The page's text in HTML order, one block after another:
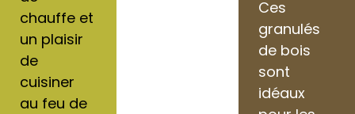
chauffe et
un plaisir
de
cuisiner
au feu de
Ces
granulés
de bois
sont
idéaux